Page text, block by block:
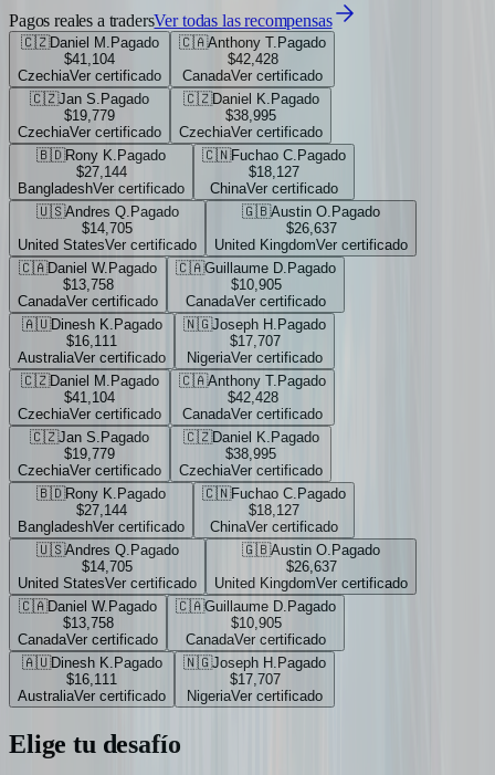
Pagos reales a tradersVer todas las recompensas
🇨🇿Daniel M. Pagado
$41,104
CzechiaVer certificado
🇨🇦Anthony T. Pagado
$42,428
CanadaVer certificado
🇨🇿Jan S. Pagado
$19,779
CzechiaVer certificado
🇨🇿Daniel K. Pagado
$38,995
CzechiaVer certificado
🇧🇩Rony K. Pagado
$27,144
BangladeshVer certificado
🇨🇳Fuchao C. Pagado
$18,127
ChinaVer certificado
🇺🇸Andres Q. Pagado
$14,705
United StatesVer certificado
🇬🇧Austin O. Pagado
$26,637
United KingdomVer certificado
🇨🇦Daniel W. Pagado
$13,758
CanadaVer certificado
🇨🇦Guillaume D. Pagado
$10,905
CanadaVer certificado
🇦🇺Dinesh K. Pagado
$16,111
AustraliaVer certificado
🇳🇬Joseph H. Pagado
$17,707
NigeriaVer certificado
🇨🇿Daniel M. Pagado
$41,104
CzechiaVer certificado
🇨🇦Anthony T. Pagado
$42,428
CanadaVer certificado
🇨🇿Jan S. Pagado
$19,779
CzechiaVer certificado
🇨🇿Daniel K. Pagado
$38,995
CzechiaVer certificado
🇧🇩Rony K. Pagado
$27,144
BangladeshVer certificado
🇨🇳Fuchao C. Pagado
$18,127
ChinaVer certificado
🇺🇸Andres Q. Pagado
$14,705
United StatesVer certificado
🇬🇧Austin O. Pagado
$26,637
United KingdomVer certificado
🇨🇦Daniel W. Pagado
$13,758
CanadaVer certificado
🇨🇦Guillaume D. Pagado
$10,905
CanadaVer certificado
🇦🇺Dinesh K. Pagado
$16,111
AustraliaVer certificado
🇳🇬Joseph H. Pagado
$17,707
NigeriaVer certificado
Elige tu desafío